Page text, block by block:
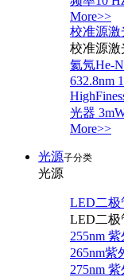
More>>
校准源激
校准源激
氦氖He-
632.8nm
光器
More>>
光源子分类
光源
LED二极
LED二极
255nm
265nm紫
275nm